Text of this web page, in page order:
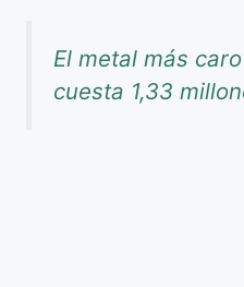
El metal más
cuesta 1,33